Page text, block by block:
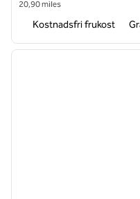
20,90 miles
Kostnadsfri frukost
1 av 12